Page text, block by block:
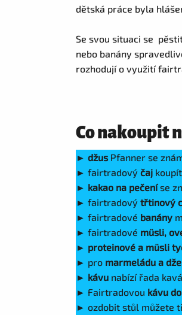
dětská práce byla
Se svou situaci se
nebo banány
rozhodují o využití
Co nakoupit
► džus Pfanner se
► fairtradový čaj
► kakao na pečeníse
► fairtradový třtinový
► fairtradové banány
► fairtradové müsli,
► proteinové a müsli
► pro marmeládu a
► kávu nabízí řada
► Fairtradovou kávu
► ozdobit stůl můžete